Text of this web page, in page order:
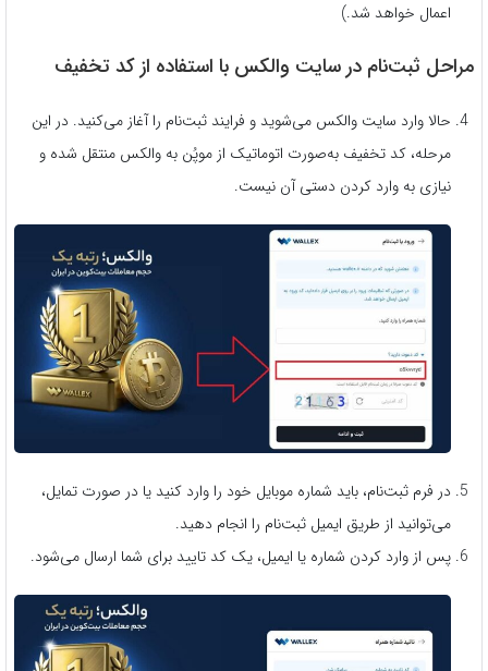
اعمال خواهد شد.)
مراحل ثبت‌نام در سایت والکس با استفاده از کد تخفیف
حالا وارد سایت والکس می‌شوید و فرایند ثبت‌نام را آغاز می‌کنید. در این
مرحله، کد تخفیف به‌صورت اتوماتیک از موپُن به والکس منتقل شده و
نیازی به وارد کردن دستی آن نیست.
در فرم ثبت‌نام، باید شماره موبایل خود را وارد کنید یا در صورت تمایل،
می‌توانید از طریق ایمیل ثبت‌نام را انجام دهید.
پس از وارد کردن شماره یا ایمیل، یک کد تایید برای شما ارسال می‌شود.